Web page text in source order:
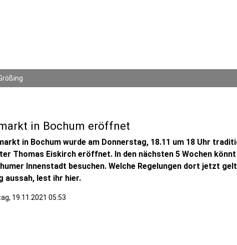
in Bochum eröffnet
in Bochum wurde am Donnerstag, 18.11 um 18 Uhr
Thomas Eiskirch eröffnet. In den nächsten 5 Wochen
Innenstadt besuchen. Welche Regelungen dort jetzt
aussah, lest ihr hier.
19.11.2021 05:53